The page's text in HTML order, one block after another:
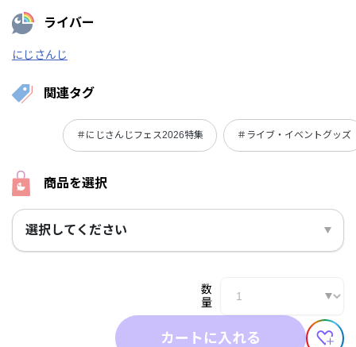
ライバー
にじさんじ
関連タグ
＃にじさんじフェス2026特集 ＃ライブ・イベントグッズ
商品を選択
選択してください
数
量
カートに入れる